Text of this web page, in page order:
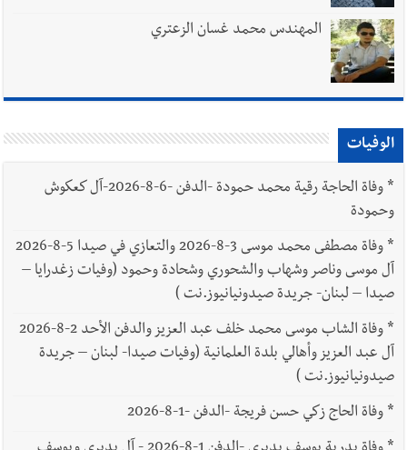
المهندس محمد غسان الزعتري
الوفيات
*
وفاة الحاجة رقية محمد حمودة -الدفن -6-8-2026-آل كعكوش
وحمودة
*
وفاة مصطفى محمد موسى 3-8-2026 والتعازي في صيدا 5-8-2026
آل موسى وناصر وشهاب والشحوري وشحادة وحمود (وفيات زغدرايا –
صيدا – لبنان- جريدة صيدونيانيوز.نت )
*
وفاة الشاب موسى محمد خلف عبد العزيز والدفن الأحد 2-8-2026
آل عبد العزيز وأهالي بلدة العلمانية (وفيات صيدا- لبنان – جريدة
صيدونيانيوز.نت )
*وفاة الحاج زكي حسن فريجة -الدفن -1-8-2026